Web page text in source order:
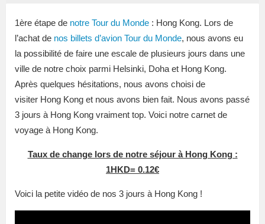
1ère étape de notre Tour du Monde : Hong Kong. Lors de
l’achat de nos billets d’avion Tour du Monde, nous avons eu
la possibilité de faire une escale de plusieurs jours dans une
ville de notre choix parmi Helsinki, Doha et Hong Kong.
Après quelques hésitations, nous avons choisi de
visiter Hong Kong et nous avons bien fait. Nous avons passé
3 jours à Hong Kong vraiment top. Voici notre carnet de
voyage à Hong Kong.
Taux de change lors de notre séjour à Hong Kong :
1HKD= 0.12€
Voici la petite vidéo de nos 3 jours à Hong Kong !